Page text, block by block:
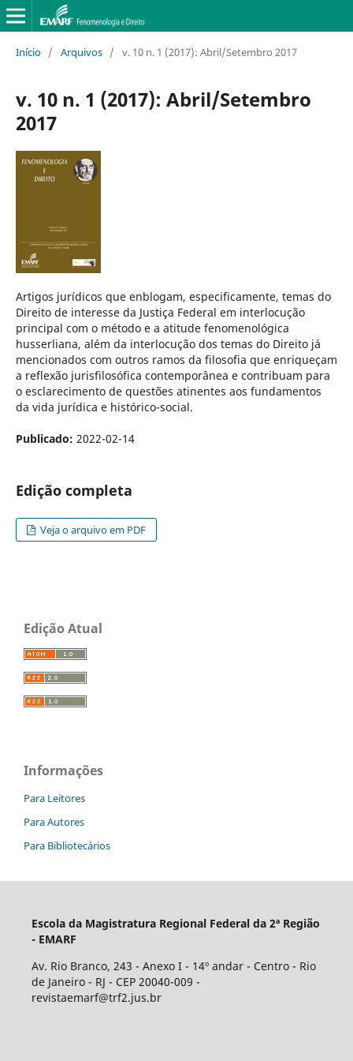
Início / Arquivos / v. 10 n. 1 (2017): Abril/Setembro 2017
v. 10 n. 1 (2017): Abril/Setembro
2017
Artigos jurídicos que enblogam, especificamente, temas do
Direito de interesse da Justiça Federal em interlocução
principal com o método e a atitude fenomenológica
husserliana, além da interlocução dos temas do Direito já
mencionados com outros ramos da filosofia que enriqueçam
a reflexão jurisfilosófica contemporânea e contribuam para
o esclarecimento de questões atinentes aos fundamentos
da vida jurídica e histórico-social.
Publicado: 2022-02-14
Edição completa
Veja o arquivo em PDF
Edição Atual
Informações
Para Leitores
Para Autores
Para Bibliotecários
Escola da Magistratura Regional Federal da 2ª Região
- EMARF
Av. Rio Branco, 243 - Anexo I - 14º andar - Centro - Rio
de Janeiro - RJ - CEP 20040-009 -
revistaemarf@trf2.jus.br